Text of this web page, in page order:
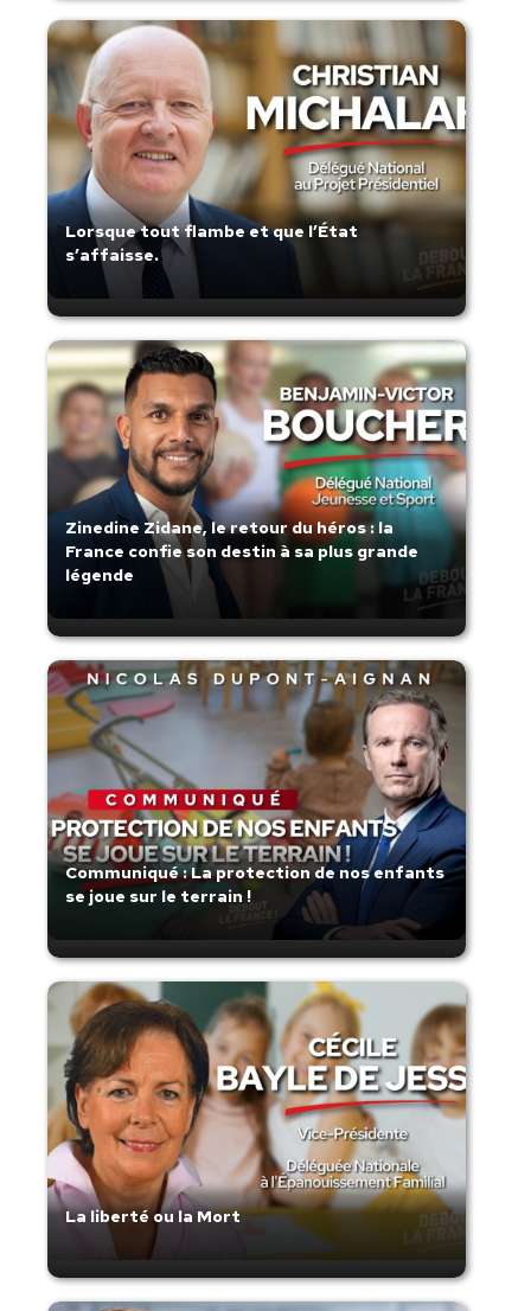
Lorsque tout flambe et que l’État
s’affaisse.
Zinedine Zidane, le retour du héros : la
France confie son destin à sa plus grande
légende
Communiqué : La protection de nos enfants
se joue sur le terrain !
La liberté ou la Mort